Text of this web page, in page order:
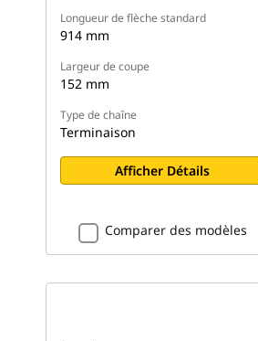
Longueur de flèche standard
914 mm
Largeur de coupe
152 mm
Type de chaîne
Terminaison
Afficher Détails
Comparer des modèles